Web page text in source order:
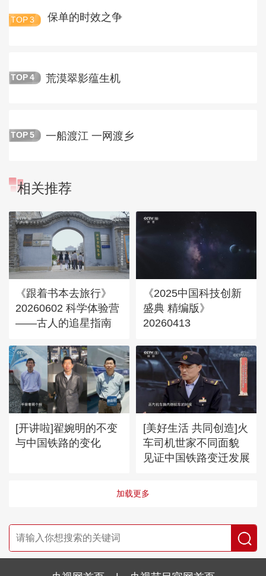
TOP 3 保单的时效之争
TOP 4 荒漠翠影蕴生机
TOP 5 一船渡江 一网渡乡
相关推荐
《跟着书本去旅行》
20260602 科学体验营
——古人的追星指南
《2025中国科技创新
盛典 精编版》
20260413
[开讲啦]翟婉明的不变
与中国铁路的变化
[美好生活 共同创造]火
车司机世家不同面貌
见证中国铁路变迁发展
加载更多